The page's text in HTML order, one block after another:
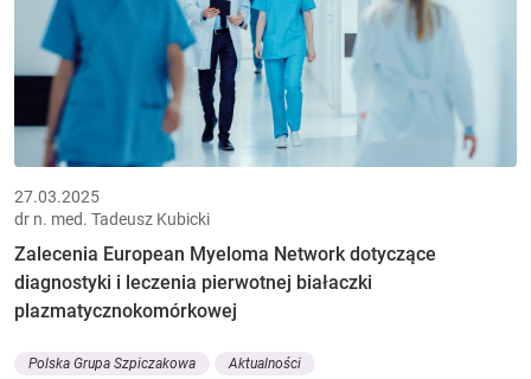
27.03.2025
dr n. med. Tadeusz Kubicki
Zalecenia European Myeloma Network dotyczące
diagnostyki i leczenia pierwotnej białaczki
plazmatycznokomórkowej
Polska Grupa Szpiczakowa Aktualności